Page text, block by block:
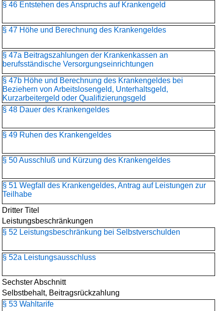
§ 46 Entstehen des Anspruchs auf Krankengeld
§ 47 Höhe und Berechnung des Krankengeldes
§ 47a Beitragszahlungen der Krankenkassen an
berufsständische Versorgungseinrichtungen
§ 47b Höhe und Berechnung des Krankengeldes bei
Beziehern von Arbeitslosengeld, Unterhaltsgeld,
Kurzarbeitergeld oder Qualifizierungsgeld
§ 48 Dauer des Krankengeldes
§ 49 Ruhen des Krankengeldes
§ 50 Ausschluß und Kürzung des Krankengeldes
§ 51 Wegfall des Krankengeldes, Antrag auf Leistungen zur
Teilhabe
Dritter Titel
Leistungsbeschränkungen
§ 52 Leistungsbeschränkung bei Selbstverschulden
§ 52a Leistungsausschluss
Sechster Abschnitt
Selbstbehalt, Beitragsrückzahlung
§ 53 Wahltarife